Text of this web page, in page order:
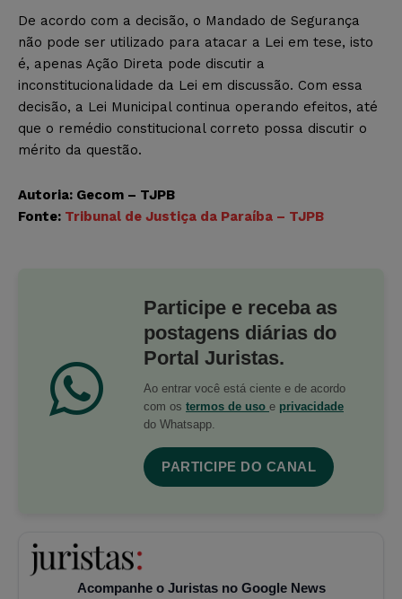
De acordo com a decisão, o Mandado de Segurança
não pode ser utilizado para atacar a Lei em tese, isto
é, apenas Ação Direta pode discutir a
inconstitucionalidade da Lei em discussão. Com essa
decisão, a Lei Municipal continua operando efeitos, até
que o remédio constitucional correto possa discutir o
mérito da questão.
Autoria: Gecom – TJPB
Fonte: Tribunal de Justiça da Paraíba – TJPB
Participe e receba as
postagens diárias do
Portal Juristas.
Ao entrar você está ciente e de acordo
com os termos de uso e privacidade
do Whatsapp.
PARTICIPE DO CANAL
Acompanhe o Juristas no Google News